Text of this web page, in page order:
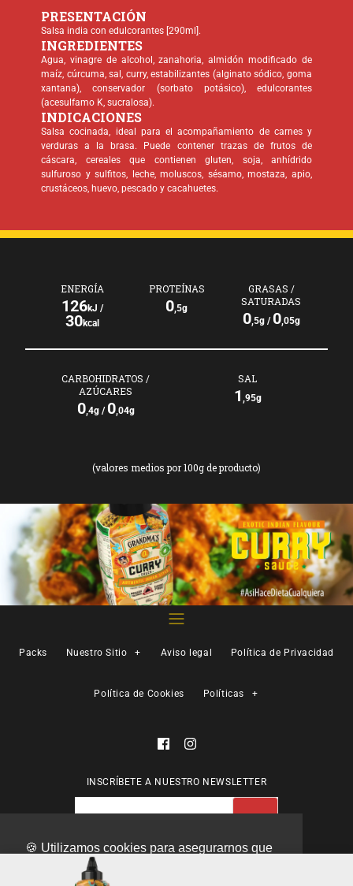
🍪 Utilizamos cookies para asegurarnos que
te podemos ofrecerte la mejor experiencia
PRESENTACIÓN
Salsa india con edulcorantes [290ml].
INGREDIENTES
Agua, vinagre de alcohol, zanahoria, almidón modificado de
maíz, cúrcuma, sal, curry, estabilizantes (alginato sódico, goma
xantana), conservador (sorbato potásico), edulcorantes
(acesulfamo K, sucralosa).
INDICACIONES
Salsa cocinada, ideal para el acompañamiento de carnes y
verduras a la brasa. Puede contener trazas de frutos de
cáscara, cereales que contienen gluten, soja, anhídrido
sulfuroso y sulfitos, leche, moluscos, sésamo, mostaza, apio,
crustáceos, huevo, pescado y cacahuetes.
ENERGÍA
126kJ /
30kcal
PROTEÍNAS
0,5g
GRASAS /
SATURADAS
0,5g / 0,05g
CARBOHIDRATOS /
AZÚCARES
0,4g / 0,04g
SAL
1 ,95g
(valores medios por 100g de producto)
Packs Nuestro Sitio + Aviso legal Política de Privacidad
Política de Cookies Políticas +
INSCRÍBETE A NUESTRO NEWSLETTER